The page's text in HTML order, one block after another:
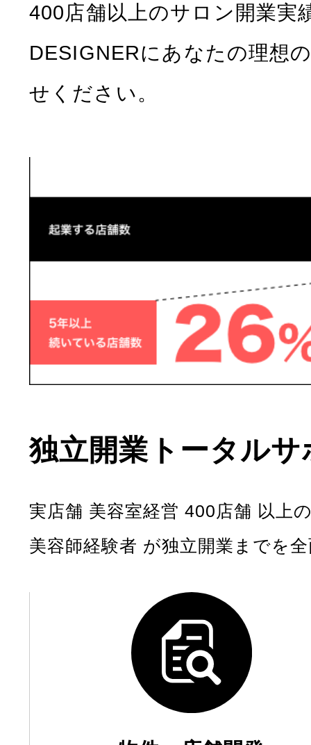
400店舗以上のサロン開業実
DESIGNERにあなたの理想
せください。
独立開業トータルサ
実店舗 美容室経営 400店舗 以上
美容師経験者 が独立開業までを